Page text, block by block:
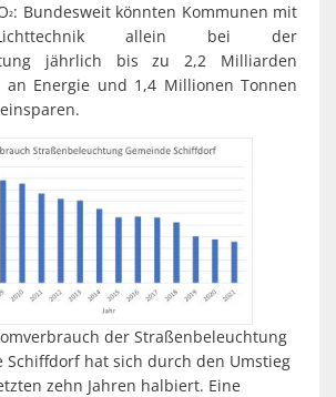
²: Bundesweit könnten Kommunen mit
allein bei der
jährlich bis zu 2,2 Milliarden
an Energie und 1,4 Millionen Tonnen
der Straßenbeleuchtung
Schiffdorf hat sich durch den Umstieg
zehn Jahren halbiert. Eine